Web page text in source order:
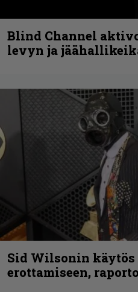
Blind Channel
levyn ja
Sid Wilsonin
erottamiseen,